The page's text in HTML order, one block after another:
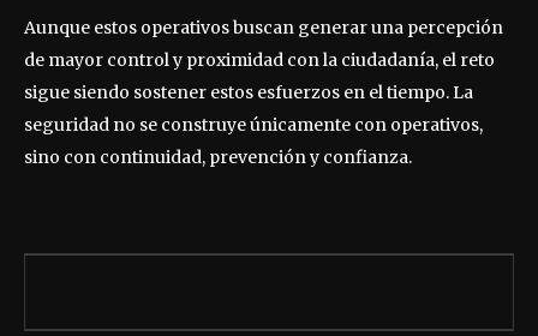
Aunque estos operativos buscan generar una percepción
de mayor control y proximidad con la ciudadanía, el reto
sigue siendo sostener estos esfuerzos en el tiempo. La
seguridad no se construye únicamente con operativos,
sino con continuidad, prevención y confianza.